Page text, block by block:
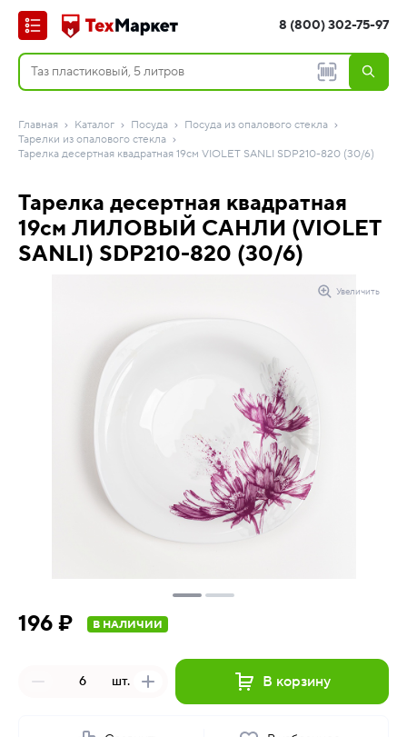
8 (800) 302-75-97
Главная Каталог Посуда
Посуда из опалового стекла
Тарелки из опалового стекла
Тарелка десертная квадратная 19см VIOLET SANLI SDP210-820 (30/6)
Тарелка десертная квадратная
19см ЛИЛОВЫЙ САНЛИ (VIOLET
SANLI) SDP210-820 (30/6)
Увеличить
196 ₽ В НАЛИЧИИ
шт. В корзину